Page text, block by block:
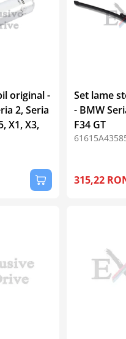
original -
2, Seria
X1, X3,
Set lame
- BMW
F34 GT
315,22